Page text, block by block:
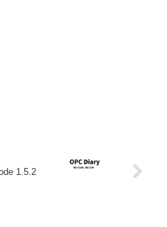
1.5.2